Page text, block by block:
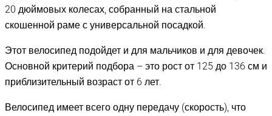
20 дюймовых колесах, собранный на стальной
скошенной раме с универсальной посадкой.
Этот велосипед подойдет и для мальчиков и для девочек.
Основной критерий подбора – это рост от 125 до 136 см и
приблизительный возраст от 6 лет.
Велосипед имеет всего одну передачу (скорость), что